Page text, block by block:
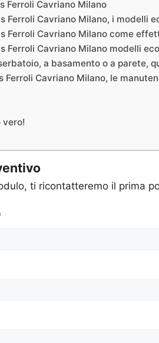
Ferroli Cavriano Milano
Ferroli Cavriano Milano, i modelli
Ferroli Cavriano Milano come
Ferroli Cavriano Milano modelli
a basamento o a parete,
Ferroli Cavriano Milano, le
vero!
ti ricontatteremo il prima